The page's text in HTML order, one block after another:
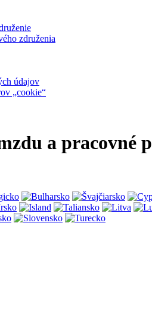
združenia
údajov
„cookie“
a pracovné